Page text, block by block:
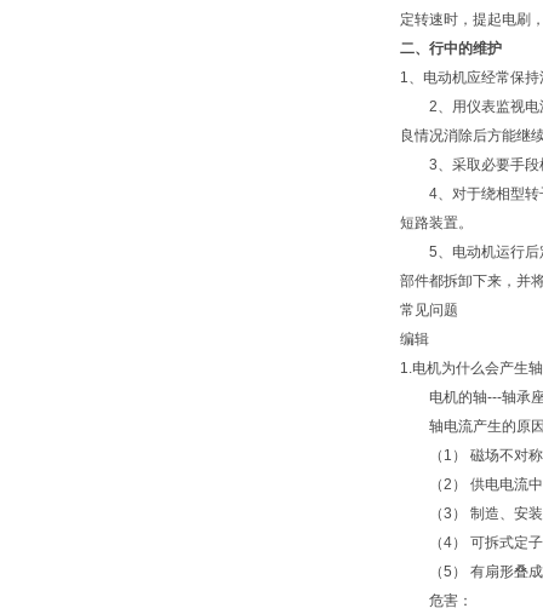
定转速时，提起电刷
二、行中的维护
1、电动机应经常保
2、用仪表监视电源
良情况消除后方能继
3、采取必要手段
4、对于绕相型转子
短路装置。
5、电动机运行后定
部件都拆卸下来，并
常见问题
编辑
1.电机为什么会产生
电机的轴---轴承座
轴电流产生的原
（1） 磁场不对
（2） 供电电流中
（3） 制造、安装
（4） 可拆式定子
（5） 有扇形叠成
危害：